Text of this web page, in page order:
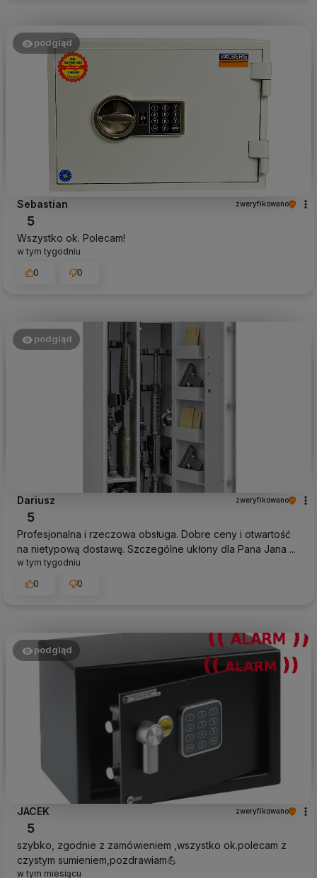
podgląd
Sebastian zweryfikowano
5
Wszystko ok. Polecam!
w tym tygodniu
0
0
podgląd
Dariusz zweryfikowano
5
Profesjonalna i rzeczowa obsługa. Dobre ceny i otwartość
na nietypową dostawę. Szczególne ukłony dla Pana Jana ...
w tym tygodniu
0
0
podgląd
JACEK zweryfikowano
5
szybko, zgodnie z zamówieniem ,wszystko ok.polecam z
czystym sumieniem,pozdrawiam💪
w tym miesiącu